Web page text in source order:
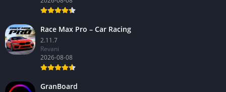
Race Max Pro – Car Racing
2.11.7
Revani
2026-08-08
GranBoard